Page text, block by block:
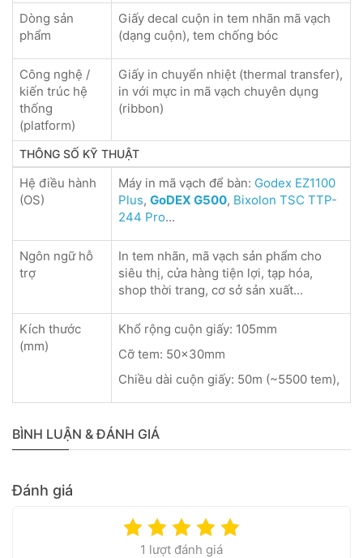
Dòng sản
phẩm
Giấy decal cuộn in tem nhãn mã vạch
(dạng cuộn), tem chống bóc
Công nghệ /
kiến trúc hệ
thống
(platform)
Giấy in chuyển nhiệt (thermal transfer),
in với mực in mã vạch chuyên dụng
(ribbon)
THÔNG SỐ KỸ THUẬT
Hệ điều hành
(OS)
Máy in mã vạch để bàn: Godex EZ1100
Plus, GoDEX G500, Bixolon TSC TTP-
244 Pro...
Ngôn ngữ hỗ
trợ
In tem nhãn, mã vạch sản phẩm cho
siêu thị, cửa hàng tiện lợi, tạp hóa,
shop thời trang, cơ sở sản xuất...
Kích thước
(mm)
Khổ rộng cuộn giấy: 105mm
Cỡ tem: 50x30mm
Chiều dài cuộn giấy: 50m (~5500 tem),
BÌNH LUẬN & ĐÁNH GIÁ
Đánh giá
1 lượt đánh giá